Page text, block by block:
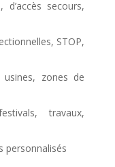
secours,
STOP,
zones de
travaux,
personnalisés